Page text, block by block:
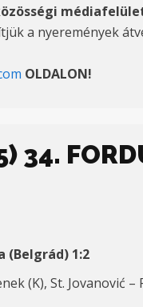
a nyeremények
OLDALON!
34.
(Belgrád) 1:2
(K), St. Jovanović